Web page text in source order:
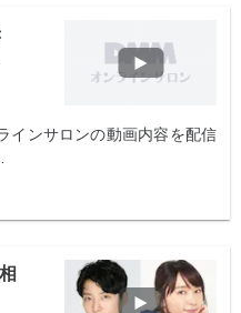
インサロンの動画内容を配信